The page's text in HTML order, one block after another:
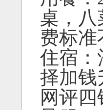
桌，八
费标准
住宿：
择加钱
网